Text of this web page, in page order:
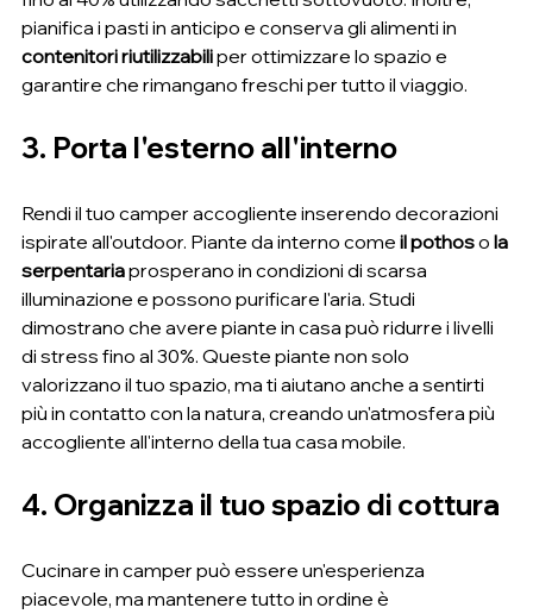
pianifica i pasti in anticipo e conserva gli alimenti in
contenitori riutilizzabili per ottimizzare lo spazio e
garantire che rimangano freschi per tutto il viaggio.
3. Porta l'esterno all'interno
Rendi il tuo camper accogliente inserendo decorazioni
ispirate all'outdoor. Piante da interno come il pothos o la
serpentaria prosperano in condizioni di scarsa
illuminazione e possono purificare l'aria. Studi
dimostrano che avere piante in casa può ridurre i livelli
di stress fino al 30%. Queste piante non solo
valorizzano il tuo spazio, ma ti aiutano anche a sentirti
più in contatto con la natura, creando un'atmosfera più
accogliente all'interno della tua casa mobile.
4. Organizza il tuo spazio di cottura
Cucinare in camper può essere un'esperienza
piacevole, ma mantenere tutto in ordine è